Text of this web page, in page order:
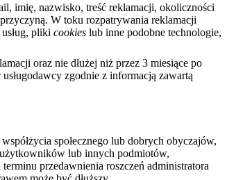
imię, nazwisko, treść reklamacji, okoliczności
W toku rozpatrywania reklamacji
pliki cookies lub inne podobne technologie,
oraz nie dłużej niż przez 3 miesiące po
zgodnie z informacją zawartą
społecznego lub dobrych obyczajów,
lub innych podmiotów,
przedawnienia roszczeń administratora